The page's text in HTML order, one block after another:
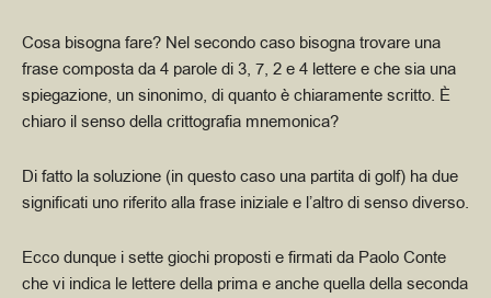
Cosa bisogna fare? Nel secondo caso bisogna trovare una
frase composta da 4 parole di 3, 7, 2 e 4 lettere e che sia una
spiegazione, un sinonimo, di quanto è chiaramente scritto. È
chiaro il senso della crittografia mnemonica?
Di fatto la soluzione (in questo caso una partita di golf) ha due
significati uno riferito alla frase iniziale e l’altro di senso diverso.
Ecco dunque i sette giochi proposti e firmati da Paolo Conte
che vi indica le lettere della prima e anche quella della seconda